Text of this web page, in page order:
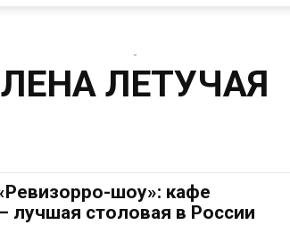
-
ЛЕНА ЛЕТУЧАЯ
шоу»: кафе
лучшая столовая в России